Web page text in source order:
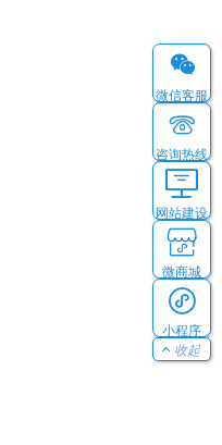
微信客服
咨询热线
网站建设
微商城
小程序
收起